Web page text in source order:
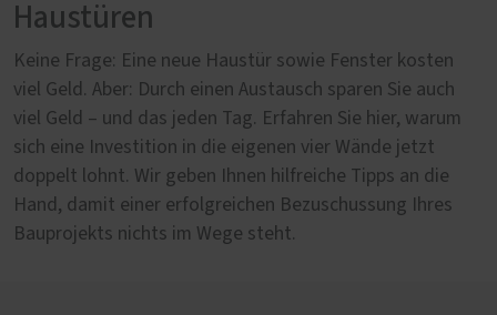
Haustüren
Keine Frage: Eine neue Haustür sowie Fenster kosten
viel Geld. Aber: Durch einen Austausch sparen Sie auch
viel Geld – und das jeden Tag. Erfahren Sie hier, warum
sich eine Investition in die eigenen vier Wände jetzt
doppelt lohnt. Wir geben Ihnen hilfreiche Tipps an die
Hand, damit einer erfolgreichen Bezuschussung Ihres
Bauprojekts nichts im Wege steht.